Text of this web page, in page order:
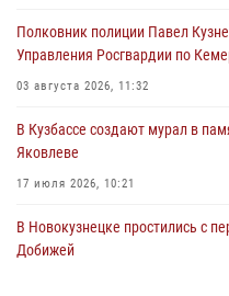
05 августа 2026, 07:45
Полковник полиции Павел
Управления Росгвардии по
03 августа 2026, 11:32
В Кузбассе создают мурал в
Яковлеве
17 июля 2026, 10:21
В Новокузнецке простились с
Добижей